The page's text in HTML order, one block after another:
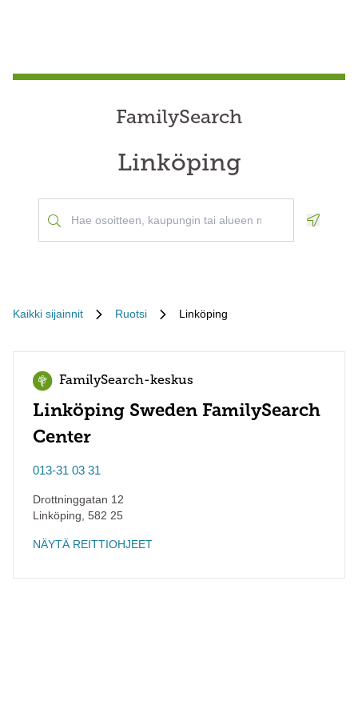
FamilySearch
Linköping
Kaikki sijainnit Ruotsi Linköping
FamilySearch-keskus
Linköping Sweden FamilySearch
Center
013-31 03 31
Drottninggatan 12
Linköping 582 25
NÄYTÄ REITTIOHJEET